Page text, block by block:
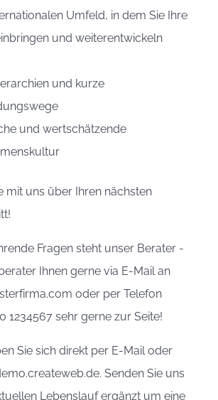
Umfeld, in dem Sie Ihre
und weiterentwickeln
und kurze
und wertschätzende
mit uns über Ihren nächsten
Fragen steht unser Berater -
Ihnen gerne via E-Mail an
oder per Telefon
1234567 sehr gerne zur Seite!
Sie sich direkt per E-Mail oder
Senden Sie uns
Lebenslauf ergänzt um eine